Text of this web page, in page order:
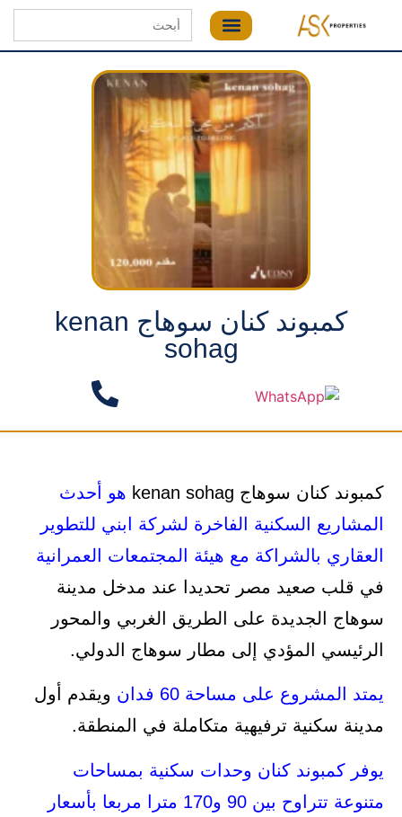
Search
for:
كمبوند كنان سوهاج kenan
sohag
كمبوند كنان سوهاج kenan sohag
هو أحدث
المشاريع السكنية الفاخرة لشركة ابني للتطوير
العقاري بالشراكة مع هيئة المجتمعات العمرانية
في قلب صعيد مصر تحديدا عند مدخل مدينة
سوهاج الجديدة على الطريق الغربي والمحور
الرئيسي المؤدي إلى مطار سوهاج الدولي.
يمتد المشروع على مساحة 60 فدان
ويقدم أول
مدينة سكنية ترفيهية متكاملة في المنطقة.
يوفر كمبوند كنان وحدات سكنية بمساحات
متنوعة تتراوح بين 90 و170 مترا مربعا بأسعار